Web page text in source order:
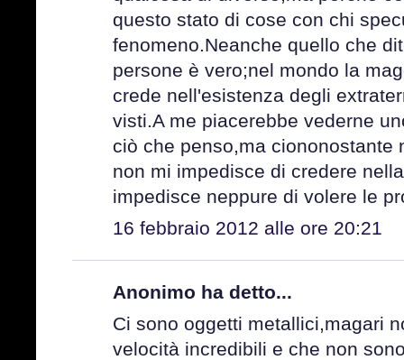
questo stato di cose con chi
fenomeno.Neanche quello che
persone è vero;nel mondo la
crede nell'esistenza degli
visti.A me piacerebbe vederne
ciò che penso,ma ciononostante
non mi impedisce di credere
impedisce neppure di volere le
16 febbraio 2012 alle ore 20:21
Anonimo ha detto...
Ci sono oggetti metallici,magari
velocità incredibili e che non